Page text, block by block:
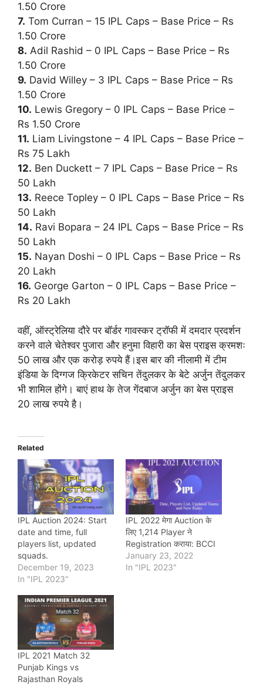
1.50 Crore
7. Tom Curran – 15 IPL Caps – Base Price – Rs
1.50 Crore
8. Adil Rashid – 0 IPL Caps – Base Price – Rs
1.50 Crore
9. David Willey – 3 IPL Caps – Base Price – Rs
1.50 Crore
10. Lewis Gregory – 0 IPL Caps – Base Price –
Rs 1.50 Crore
11. Liam Livingstone – 4 IPL Caps – Base Price –
Rs 75 Lakh
12. Ben Duckett – 7 IPL Caps – Base Price – Rs
50 Lakh
13. Reece Topley – 0 IPL Caps – Base Price – Rs
50 Lakh
14. Ravi Bopara – 24 IPL Caps – Base Price – Rs
50 Lakh
15. Nayan Doshi – 0 IPL Caps – Base Price – Rs
20 Lakh
16. George Garton – 0 IPL Caps – Base Price –
Rs 20 Lakh
वहीं, ऑस्ट्रेलिया दौरे पर बॉर्डर गावस्कर ट्रॉफी में दमदार प्रदर्शन
करने वाले चेतेश्वर पुजारा और हनुमा विहारी का बेस प्राइस क्रमशः
50 लाख और एक करोड़ रुपये हैं।इस बार की नीलामी में टीम
इंडिया के दिग्गज क्रिकेटर सचिन तेंदुलकर के बेटे अर्जुन तेंदुलकर
भी शामिल होंगे। बाएं हाथ के तेज गेंदबाज अर्जुन का बेस प्राइस
20 लाख रुपये है।
Related
IPL Auction 2024: Start
date and time, full
players list, updated
squads.
December 19, 2023
In "IPL 2023"
IPL 2022 मेगा Auction के
लिए 1,214 Player ने
Registration कराया: BCCI
January 23, 2022
In "IPL 2023"
IPL 2021 Match 32
Punjab Kings vs
Rajasthan Royals